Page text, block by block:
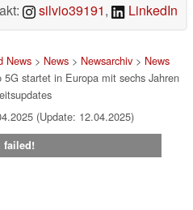
silvio39191, LinkedIn
News> News> Newsarchiv> News
5G startet in Europa mit sechs Jahren
(Update: 12.04.2025)
failed!